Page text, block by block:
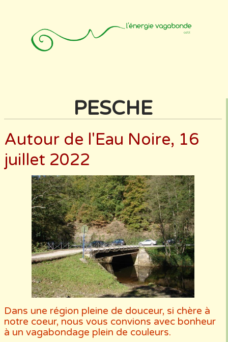
Animateurs
Contact
PESCHE
Autour de l'Eau Noire, 16
juillet 2022
Dans une région pleine de douceur, si chère à
notre coeur, nous vous convions avec bonheur
à un vagabondage plein de couleurs.